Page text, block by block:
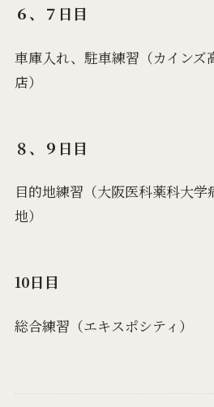
６、７日目
車庫入れ、駐車練習（カインズ
店）
８、９日目
目的地練習（大阪医科薬科大
地）
10日目
総合練習（エキスポシティ）